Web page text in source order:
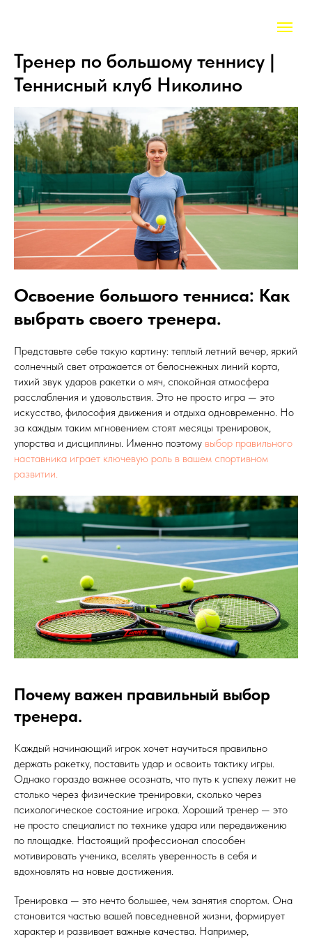
Тренер по большому теннису |
Теннисный клуб Николино
Освоение большого тенниса: Как
выбрать своего тренера.
Представьте себе такую картину: теплый летний вечер, яркий
солнечный свет отражается от белоснежных линий корта,
тихий звук ударов ракетки о мяч, спокойная атмосфера
расслабления и удовольствия. Это не просто игра — это
искусство, философия движения и отдыха одновременно. Но
за каждым таким мгновением стоят месяцы тренировок,
упорства и дисциплины. Именно поэтому выбор правильного
наставника играет ключевую роль в вашем спортивном
развитии.
Почему важен правильный выбор
тренера.
Каждый начинающий игрок хочет научиться правильно
держать ракетку, поставить удар и освоить тактику игры.
Однако гораздо важнее осознать, что путь к успеху лежит не
столько через физические тренировки, сколько через
психологическое состояние игрока. Хороший тренер — это
не просто специалист по технике удара или передвижению
по площадке. Настоящий профессионал способен
мотивировать ученика, вселять уверенность в себя и
вдохновлять на новые достижения.
Тренировка — это нечто большее, чем занятия спортом. Она
становится частью вашей повседневной жизни, формирует
характер и развивает важные качества. Например,